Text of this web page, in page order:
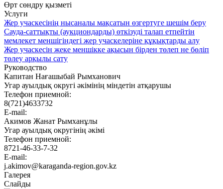
Өрт сөндру қызметі
Услуги
Жер учаскесінің нысаналы мақсатын өзгертуге шешім беру
Сауда-саттықты (аукциондарды) өткізуді талап етпейтін
мемлекет меншігіндегі жер учаскелеріне құқықтарды алу
Жер учаскесін жеке меншікке ақысын бірден төлеп не бөліп
төлеу арқылы сату
Руководство
Капитан Нағашыбай Рымханович
Угар ауылдық округі әкімінің міндетін атқарушы
Телефон приемной:
8(721)4633732
E-mail:
Акимов Жанат Рымханұлы
Угар ауылдық округінің әкімі
Телефон приемной:
8721-46-33-7-32
E-mail:
j.akimov@karaganda-region.gov.kz
Галерея
Слайды